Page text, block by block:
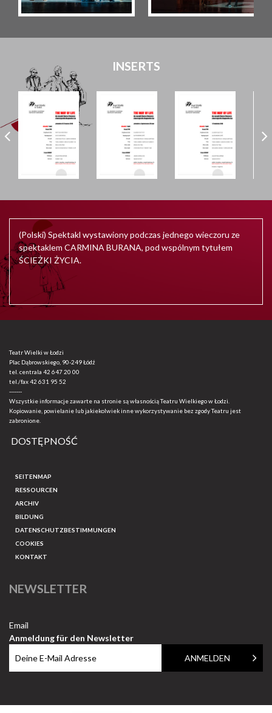
INSERTS
(Polski) Spektakl wystawiony podczas jednego wieczoru ze
spektaklem CARMINA BURANA, pod wspólnym tytułem
ŚCIEŻKI ŻYCIA.
Teatr Wielki w Łodzi
Plac Dąbrowskiego, 90-249 Łódź
tel. centrala 42 647 20 00
tel./fax42 631 95 52
-------
Wszystkie informacje zawarte na stronie są własnością Teatru Wielkiego w Łodzi.
Kopiowanie, powielanie lub jakiekolwiek inne wykorzystywanie bez zgody Teatru jest
zabronione.
DOSTĘPNOŚĆ
SEITENMAP
RESSOURCEN
ARCHIV
BILDUNG
DATENSCHUTZBESTIMMUNGEN
COOKIES
KONTAKT
NEWSLETTER
Email
Anmeldung für den Newsletter